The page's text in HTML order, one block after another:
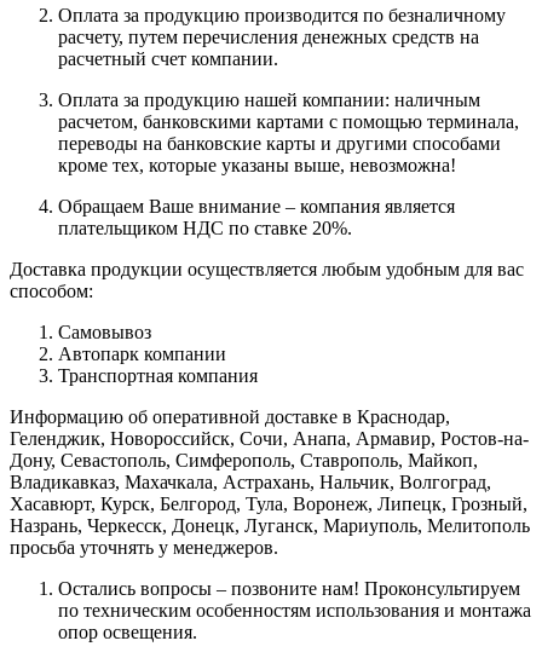
Оплата за продукцию производится по безналичному
расчету, путем перечисления денежных средств на
расчетный счет компании.
Оплата за продукцию нашей компании: наличным
расчетом, банковскими картами с помощью терминала,
переводы на банковские карты и другими способами
кроме тех, которые указаны выше, невозможна!
Обращаем Ваше внимание – компания является
плательщиком НДС по ставке 20%.
Доставка продукции осуществляется любым удобным для вас
способом:
Самовывоз
Автопарк компании
Транспортная компания
Информацию об оперативной доставке в Краснодар,
Геленджик, Новороссийск, Сочи, Анапа, Армавир, Ростов-на-
Дону, Севастополь, Симферополь, Ставрополь, Майкоп,
Владикавказ, Махачкала, Астрахань, Нальчик, Волгоград,
Хасавюрт, Курск, Белгород, Тула, Воронеж, Липецк, Грозный,
Назрань, Черкесск, Донецк, Луганск, Мариуполь, Мелитополь
просьба уточнять у менеджеров.
Остались вопросы – позвоните нам! Проконсультируем
по техническим особенностям использования и монтажа
опор освещения.